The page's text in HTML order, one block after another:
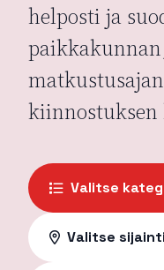
helposti ja
kiinnostuksen
Valitse
Valitse sijainti